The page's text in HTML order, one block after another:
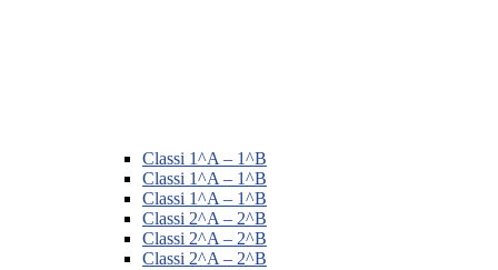
Classi 1^A – 1^B
Classi 1^A – 1^B
Classi 1^A – 1^B
Classi 2^A – 2^B
Classi 2^A – 2^B
Classi 2^A – 2^B